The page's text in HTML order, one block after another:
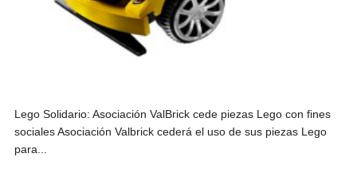
Lego Solidario: Asociación ValBrick cede piezas Lego con fines
sociales Asociación Valbrick cederá el uso de sus piezas Lego
para...